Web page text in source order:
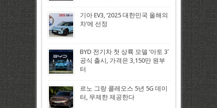
기아 EV3, ‘2025 대한민국 올해의
차’에 선정
BYD 전기차 첫 상륙 모델 ‘아토 3′
공식 출시, 가격은 3,150만 원부
터
르노 그랑 콜레오스 5년 5G 데이
터, 무제한 제공한다